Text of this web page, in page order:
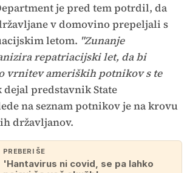
je pred tem potrdil, da
v domovino prepeljali s
letom. "Zunanje
repatriacijski let, da bi
vrnitev ameriških potnikov s te
dejal predstavnik State
na seznam potnikov je na krovu
državljanov.
PREBERI ŠE
'Hantavirus ni covid, se pa lahko